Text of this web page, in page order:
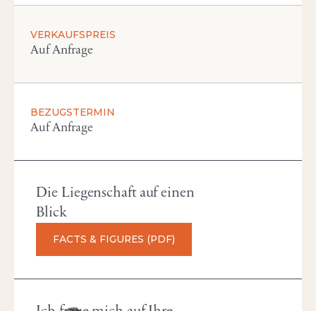
VERKAUFSPREIS
Auf Anfrage
BEZUGSTERMIN
Auf Anfrage
Die Liegenschaft auf einen
Blick
FACTS & FIGURES (PDF)